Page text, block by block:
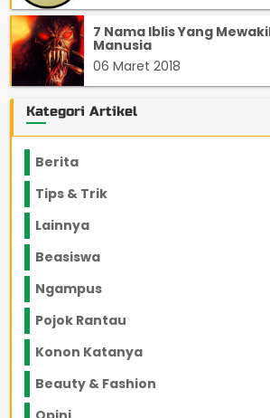
7 Nama Iblis Yang
Manusia
06 Maret 2018
Kategori Artikel
Berita
Tips & Trik
Lainnya
Beasiswa
Ngampus
Pojok Rantau
Konon Katanya
Beauty & Fashion